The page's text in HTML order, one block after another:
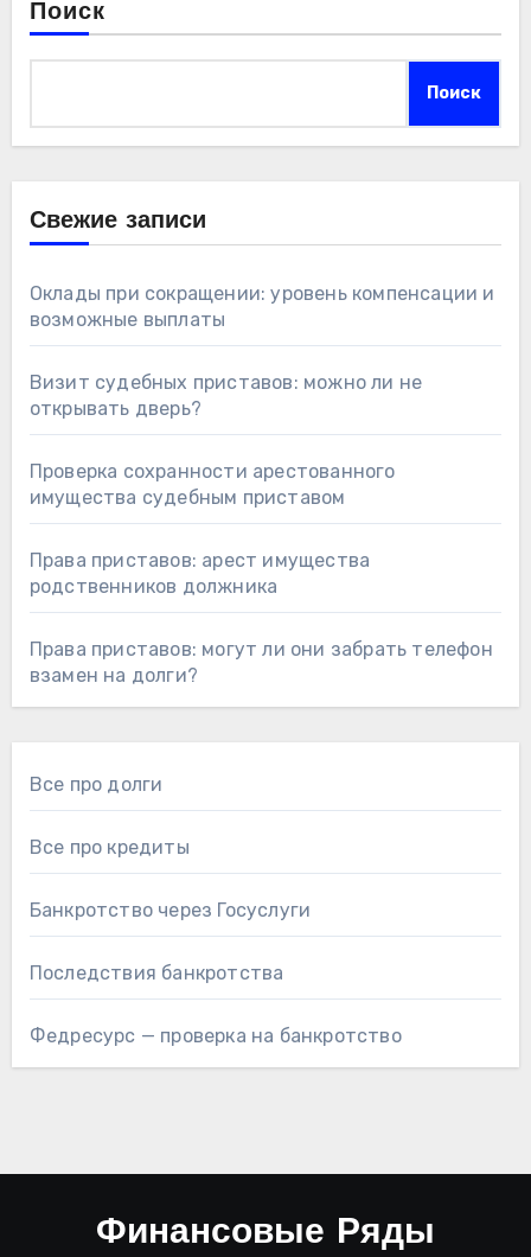
Поиск
Поиск
Свежие записи
Оклады при сокращении: уровень компенсации и
возможные выплаты
Визит судебных приставов: можно ли не
открывать дверь?
Проверка сохранности арестованного
имущества судебным приставом
Права приставов: арест имущества
родственников должника
Права приставов: могут ли они забрать телефон
взамен на долги?
Все про долги
Все про кредиты
Банкротство через Госуслуги
Последствия банкротства
Федресурс — проверка на банкротство
Финансовые Ряды